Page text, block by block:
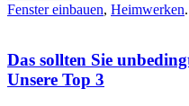
Fenster einbauen, Heimwerken.
Das sollten Sie
Unsere Top 3